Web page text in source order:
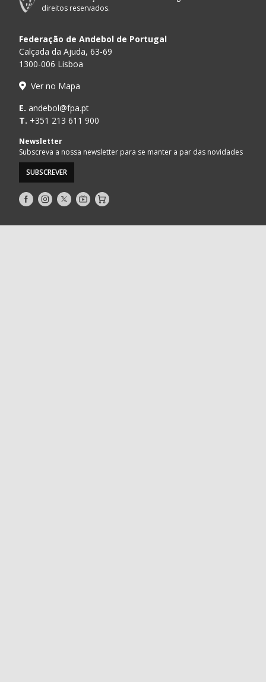
direitos reservados.
Federação de Andebol de Portugal
Calçada da Ajuda, 63-69
1300-006 Lisboa
Ver no Mapa
E. andebol@fpa.pt
T. +351 213 611 900
Newsletter
Subscreva a nossa newsletter para se manter a par das novidades
SUBSCREVER
Siga-
nos
no
Siga-
nos
no
Siga-
nos
no
AndebolTV
Loja